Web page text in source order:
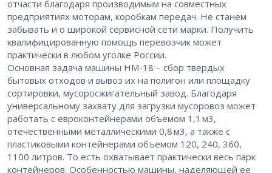
отчасти благодаря производимым на совместных
предприятиях моторам, коробкам передач. Не станем
забывать и о широкой сервисной сети марки. Получить
квалифицированную помощь перевозчик может
практически в любом уголке России.
Основная задача машины HM-18 – сбор твердых
бытовых отходов и вывоз их на полигон или площадку
сортировки, мусоросжигательный завод. Благодаря
универсальному захвату для загрузки мусоровоз может
работать с евроконтейнерами объемом 1,1 м3,
отечественными металлическими 0,8 м3, а также с
пластиковыми контейнерами объемом 120, 240, 360,
1100 литров. То есть охватывает практически весь парк
контейнеров. Особенностью машины, наделяющей ее